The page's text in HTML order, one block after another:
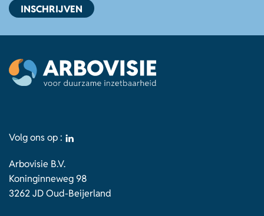
Volg ons op :
Arbovisie B.V.
Koninginneweg 98
3262 JD Oud-Beijerland